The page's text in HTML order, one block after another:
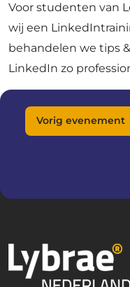
Voor studenten van
wij een
behandelen we tips
LinkedIn zo
Vorig evenement